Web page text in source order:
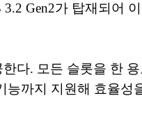
Gen2가 탑재되어
다. 모든 슬롯을 한
까지 지원해 효율성